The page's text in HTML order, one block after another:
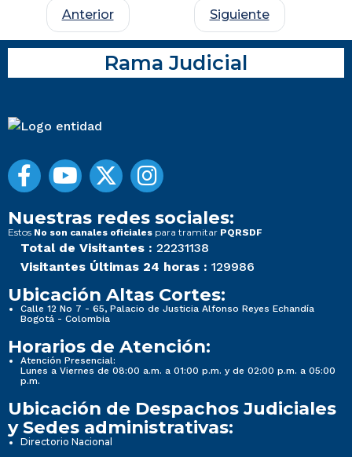
Anterior Siguiente
Rama Judicial
Nuestras redes sociales:
Estos No son canales oficiales para tramitar PQRSDF
Total de Visitantes : 22231138
Visitantes Últimas 24 horas : 129986
Ubicación Altas Cortes:
Calle 12 No 7 - 65, Palacio de Justicia Alfonso Reyes Echandía
Bogotá - Colombia
Horarios de Atención:
Atención Presencial:
Lunes a Viernes de 08:00 a.m. a 01:00 p.m. y de 02:00 p.m. a 05:00
p.m.
Ubicación de Despachos Judiciales
y Sedes administrativas:
Directorio Nacional